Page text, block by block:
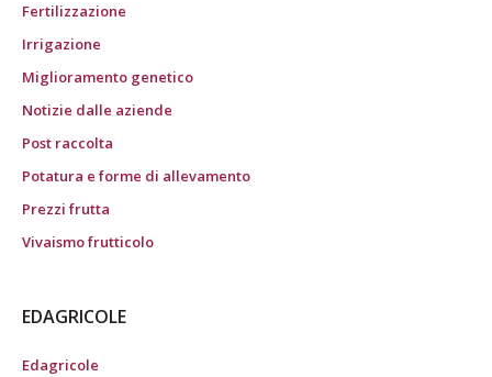
Fertilizzazione
Irrigazione
Miglioramento genetico
Notizie dalle aziende
Post raccolta
Potatura e forme di allevamento
Prezzi frutta
Vivaismo frutticolo
EDAGRICOLE
Edagricole